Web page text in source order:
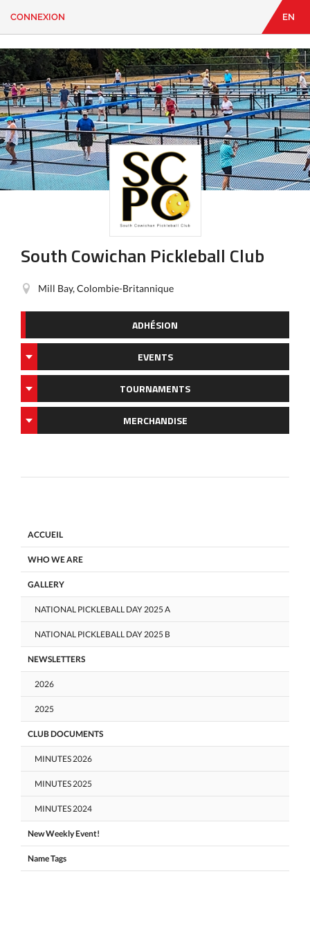
CONTACT
Vous
cherchez
quelque
chose?
CONNEXION EN
South Cowichan Pickleball Club
Mill Bay, Colombie-Britannique
ADHÉSION
EVENTS
TOURNAMENTS
MERCHANDISE
ACCUEIL
WHO WE ARE
GALLERY
NATIONAL PICKLEBALL DAY 2025 A
NATIONAL PICKLEBALL DAY 2025 B
NEWSLETTERS
2026
2025
CLUB DOCUMENTS
MINUTES 2026
MINUTES 2025
MINUTES 2024
New Weekly Event!
Name Tags